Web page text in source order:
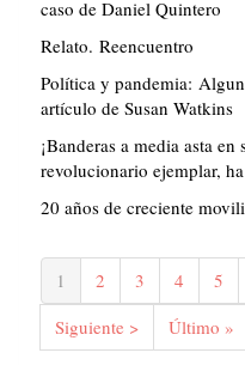
caso de Daniel Quintero
Relato. Reencuentro
Política y pandemia:
artículo de Susan Watkins
¡Banderas a media asta
revolucionario ejemplar,
20 años de creciente
Paginación
Página
actual
1 Página
2 Página
3 Página
4 5
Siguiente
página
Siguiente >
Última
página
Último »